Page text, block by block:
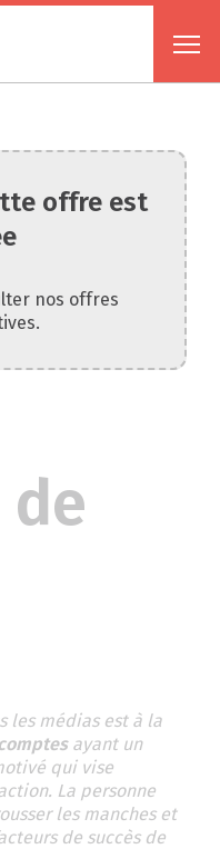
offre est
nos offres
de
les médias est à la
ayant un
qui vise
La personne
les manches et
de succès de